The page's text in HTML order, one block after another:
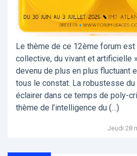
Le thème de ce 12ème forum
collective, du vivant et artificielle
devenu de plus en plus fluctuant
tous le constat. La robustesse du
éclairer dans ce temps de poly-
thème de l’intelligence du (…)
Jeudi 28